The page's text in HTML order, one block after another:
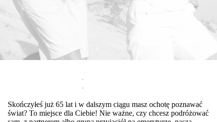
Skończyłeś już 65 lat i w dalszym ciągu masz ochotę poznawać
świat? To miejsce dla Ciebie! Nie ważne, czy chcesz podróżować